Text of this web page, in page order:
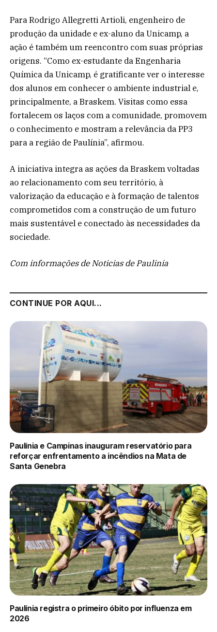
Para Rodrigo Allegretti Artioli, engenheiro de
produção da unidade e ex-aluno da Unicamp, a
ação é também um reencontro com suas próprias
origens. “Como ex-estudante da Engenharia
Química da Unicamp, é gratificante ver o interesse
dos alunos em conhecer o ambiente industrial e,
principalmente, a Braskem. Visitas como essa
fortalecem os laços com a comunidade, promovem
o conhecimento e mostram a relevância da PP3
para a região de Paulínia”, afirmou.
A iniciativa integra as ações da Braskem voltadas
ao relacionamento com seu território, à
valorização da educação e à formação de talentos
comprometidos com a construção de um futuro
mais sustentável e conectado às necessidades da
sociedade.
Com informações de Noticias de Paulinia
CONTINUE POR AQUI...
Paulínia e Campinas inauguram reservatório para
reforçar enfrentamento a incêndios na Mata de
Santa Genebra
Paulínia registra o primeiro óbito por influenza em
2026